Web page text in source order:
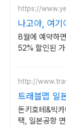
https://
나고야, 여기
81% 할인
8월에 예약하
52% 할인된
http://
트래블맵 일
필수 쿠폰 다
돈키호테&빅
택, 일본공항